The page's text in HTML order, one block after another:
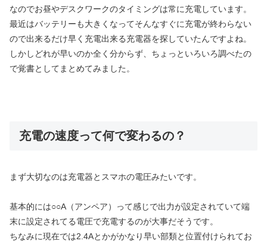
なのでお昼やデスクワークのタイミングは常に充電しています。
最近はバッテリーも大きくなってそんなすぐに充電が終わらない
ので出来るだけ早く充電出来る充電器を探していたんですよね。
しかしどれが早いのか全く分からず、ちょっといろいろ調べたの
で覚書としてまとめてみました。
充電の速度って何で変わるの？
まず大切なのは充電器とスマホの電圧みたいです。
基本的には○○A（アンペア）って感じで出力が設定されていて端
末に設定されてる電圧で充電するのが大事だそうです。
ちなみに現在では2.4Aとかがかなり早い部類と位置付けられてお